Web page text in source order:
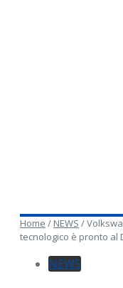
Home / NEWS /
tecnologico è pronto al
NEWS